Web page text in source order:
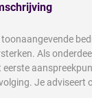
toonaangevende
Als
eerste
Je adviseert